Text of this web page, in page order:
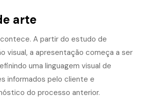
arte
A partir do estudo de
visual, a apresentação começa a ser
uma linguagem visual de
informados pelo cliente e
do processo anterior.